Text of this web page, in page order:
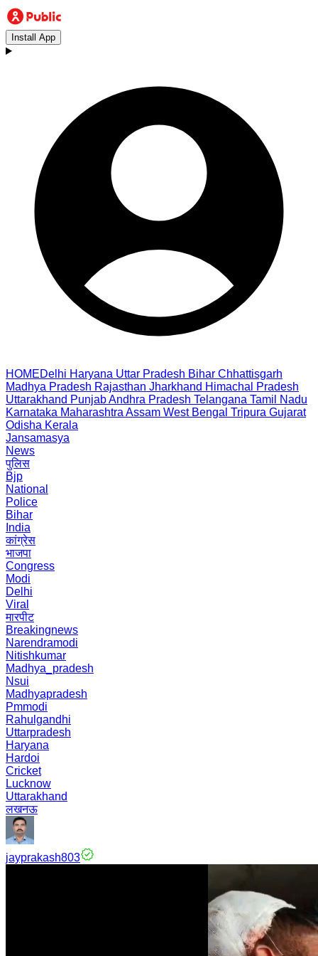
Install App
HOMEDelhi Haryana Uttar Pradesh Bihar Chhattisgarh
Madhya Pradesh Rajasthan Jharkhand Himachal Pradesh
Uttarakhand PunjabAndhra Pradesh Telangana Tamil Nadu
Karnataka Maharashtra Assam West Bengal Tripura Gujarat
Odisha Kerala
Jansamasya
News
पुलिस
Bjp
National
Police
Bihar
India
कांग्रेस
भाजपा
Congress
Modi
Delhi
Viral
मारपीट
Breakingnews
Narendramodi
Nitishkumar
Madhya_pradesh
Nsui
Madhyapradesh
Pmmodi
Rahulgandhi
Uttarpradesh
Haryana
Hardoi
Cricket
Lucknow
Uttarakhand
लखनऊ
jayprakash803